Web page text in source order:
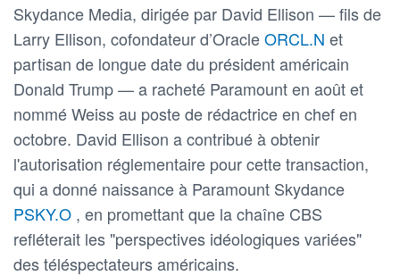
Skydance Media, dirigée par David Ellison — fils de
Larry Ellison, cofondateur d’OracleORCL.N et
partisan de longue date du président américain
Donald Trump — a racheté Paramount en août et
nommé Weiss au poste de rédactrice en chef en
octobre. David Ellison a contribué à obtenir
l'autorisation réglementaire pour cette transaction,
qui a donné naissance à Paramount Skydance
PSKY.O , en promettant que la chaîne CBS
refléterait les "perspectives idéologiques variées"
des téléspectateurs américains.